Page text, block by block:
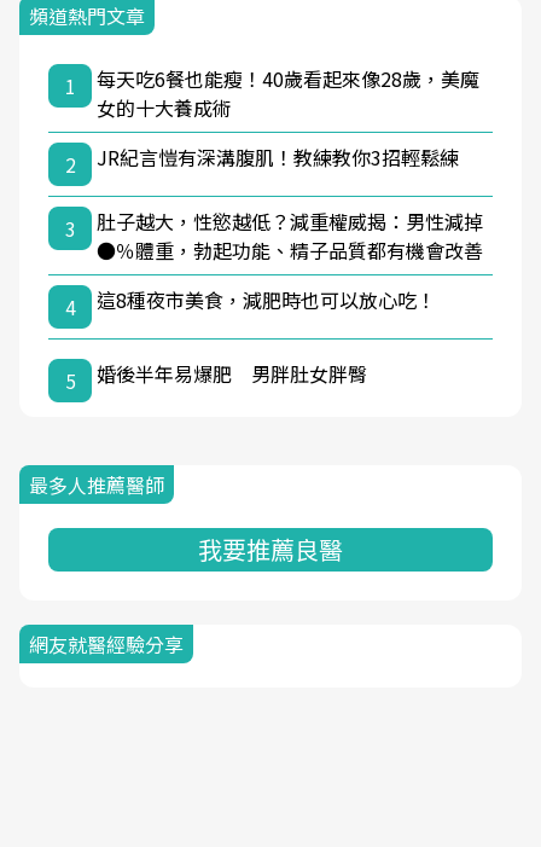
頻道熱門文章
1
每天吃6餐也能瘦！40歲看起來像28歲，美魔
女的十大養成術
2
JR紀言愷有深溝腹肌！教練教你3招輕鬆練
3
肚子越大，性慾越低？減重權威揭：男性減掉
●％體重，勃起功能、精子品質都有機會改善
4
這8種夜市美食，減肥時也可以放心吃！
5 婚後半年易爆肥 男胖肚女胖臀
最多人推薦醫師
我要推薦良醫
網友就醫經驗分享